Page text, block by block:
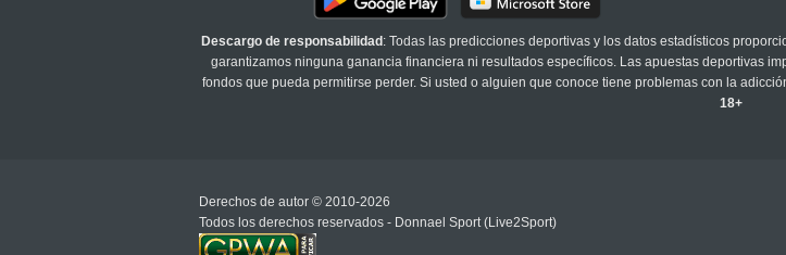
Descargo de responsabilidad : Todas las predicciones deportivas y los datos estadísticos
garantizamos ninguna ganancia financiera ni resultados específicos. Las apuestas deportivas
fondos que pueda permitirse perder. Si usted o alguien que conoce tiene problemas con la
18+
Derechos de autor © 2010-2026
Todos los derechos reservados - Donnael Sport (Live2Sport)